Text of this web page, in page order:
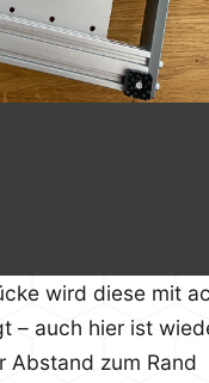
wird diese mit
– auch hier ist
Abstand zum Rand